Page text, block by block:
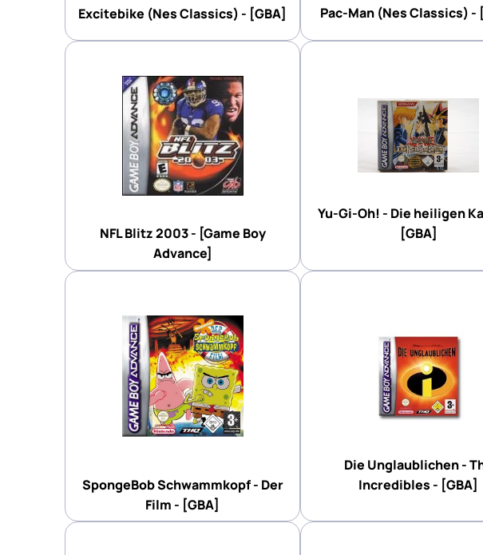
Excitebike (Nes Classics) - [GBA] Pac-Man (Nes Classics) -
NFL Blitz 2003 - [Game Boy
Advance]
Yu-Gi-Oh! - Die heiligen
[GBA]
SpongeBob Schwammkopf - Der
Film - [GBA]
Die Unglaublichen -
Incredibles - [GBA]